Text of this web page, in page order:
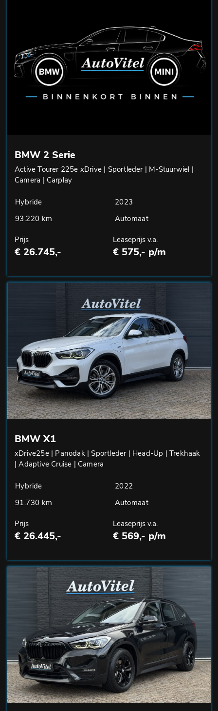
BMW 2 Serie
Active Tourer 225e xDrive | Sportleder | M-Stuurwiel |
Camera | Carplay
Hybride
2023
93.220 km
Automaat
Prijs
€ 26.745,-
Leaseprijs v.a.
€ 575,- p/m
BMW X1
xDrive25e | Panodak | Sportleder | Head-Up | Trekhaak
| Adaptive Cruise | Camera
Hybride
2022
91.730 km
Automaat
Prijs
€ 26.445,-
Leaseprijs v.a.
€ 569,- p/m